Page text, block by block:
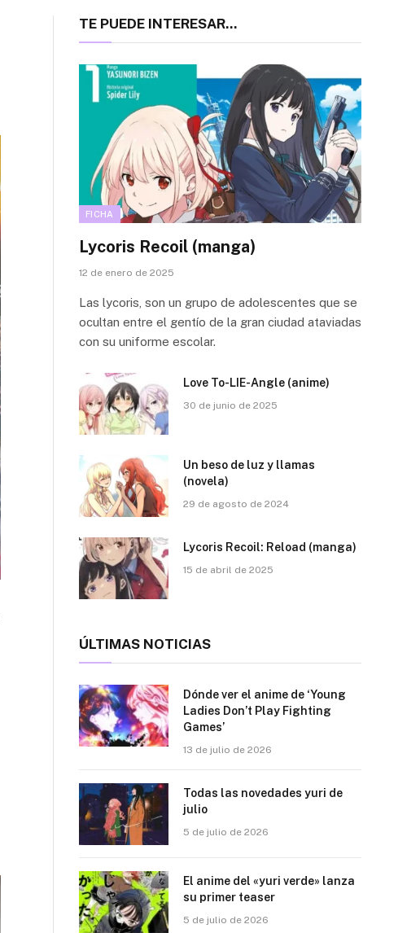
TE PUEDE INTERESAR...
FICHA
Lycoris Recoil (manga)
12 de enero de 2025
Las lycoris, son un grupo de adolescentes que se
ocultan entre el gentío de la gran ciudad ataviadas
con su uniforme escolar.
Love To-LIE-Angle (anime)
30 de junio de 2025
Un beso de luz y llamas
(novela)
29 de agosto de 2024
Lycoris Recoil: Reload (manga)
15 de abril de 2025
ÚLTIMAS NOTICIAS
Dónde ver el anime de ‘Young
Ladies Don’t Play Fighting
Games’
13 de julio de 2026
Todas las novedades yuri de
julio
5 de julio de 2026
El anime del «yuri verde» lanza
su primer teaser
5 de julio de 2026